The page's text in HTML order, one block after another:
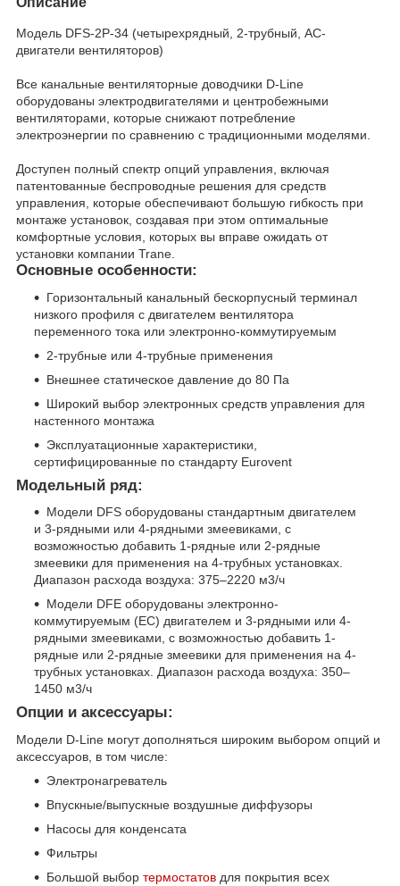
Модель DFS-2P-34 (четырехрядный, 2-трубный, AC-
двигатели вентиляторов)
Все канальные вентиляторные доводчики D-Line
оборудованы электродвигателями и центробежными
вентиляторами, которые снижают потребление
электроэнергии по сравнению с традиционными моделями.
Доступен полный спектр опций управления, включая
патентованные беспроводные решения для средств
управления, которые обеспечивают большую гибкость при
монтаже установок, создавая при этом оптимальные
комфортные условия, которых вы вправе ожидать от
установки компании Trane.
Основные особенности:
Горизонтальный канальный бескорпусный терминал
низкого профиля с двигателем вентилятора
переменного тока или электронно-коммутируемым
2-трубные или 4-трубные применения
Внешнее статическое давление до 80 Па
Широкий выбор электронных средств управления для
настенного монтажа
Эксплуатационные характеристики,
сертифицированные по стандарту Eurovent
Модельный ряд:
Модели DFS оборудованы стандартным двигателем
и 3-рядными или 4-рядными змеевиками, с
возможностью добавить 1-рядные или 2-рядные
змеевики для применения на 4-трубных установках.
Диапазон расхода воздуха: 375–2220 м3/ч
Модели DFE оборудованы электронно-
коммутируемым (EC) двигателем и 3-рядными или 4-
рядными змеевиками, с возможностью добавить 1-
рядные или 2-рядные змеевики для применения на 4-
трубных установках. Диапазон расхода воздуха: 350–
1450 м3/ч
Опции и аксессуары:
Модели D-Line могут дополняться широким выбором опций и
аксессуаров, в том числе:
Электронагреватель
Впускные/выпускные воздушные диффузоры
Насосы для конденсата
Фильтры
Большой выбор термостатов для покрытия всех